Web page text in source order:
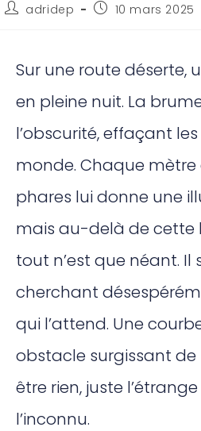
adridep 10 mars 2025
Sur une route déserte,
en pleine nuit. La
l’obscurité, effaçant
monde. Chaque mètre
phares lui donne une
mais au-delà de cette
tout n’est que néant. Il
cherchant
qui l’attend. Une
obstacle surgissant de
être rien, juste
l’inconnu.